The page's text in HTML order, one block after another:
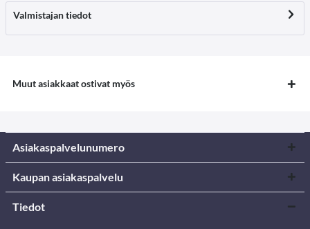
Valmistajan tiedot
Muut asiakkaat ostivat myös
Asiakaspalvelunumero
Kaupan asiakaspalvelu
Tiedot